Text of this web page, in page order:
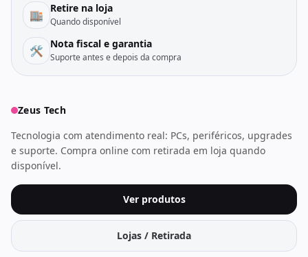
🏬 Retire na loja
Quando disponível
🛠️ Nota fiscal e garantia
Suporte antes e depois da compra
Zeus Tech
Tecnologia com atendimento real: PCs, periféricos, upgrades
e suporte. Compra online com retirada em loja quando
disponível.
Ver produtos
Lojas / Retirada